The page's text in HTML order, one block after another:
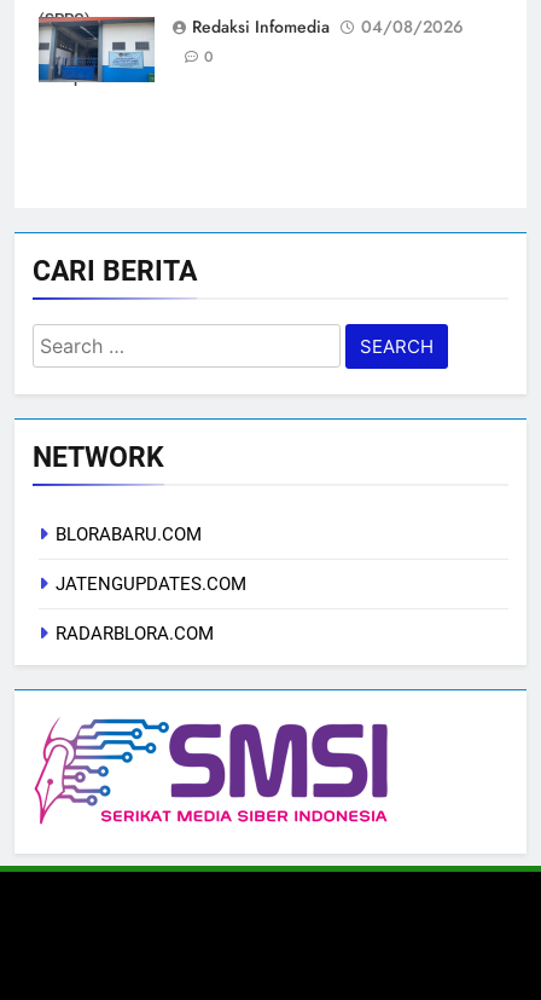
(SPPG)
Karangjati 3 di
Kabupaten Blora
Redaksi Infomedia
04/08/2026
0
CARI BERITA
Search
for:
NETWORK
BLORABARU.COM
JATENGUPDATES.COM
RADARBLORA.COM